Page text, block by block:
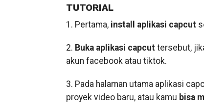
TUTORIAL
1. Pertama,install aplikasi capcut
2. Buka aplikasi capcuttersebut,
akun facebook atau tiktok.
3. Pada halaman utama aplikasi
proyek video baru, atau kamu bisa